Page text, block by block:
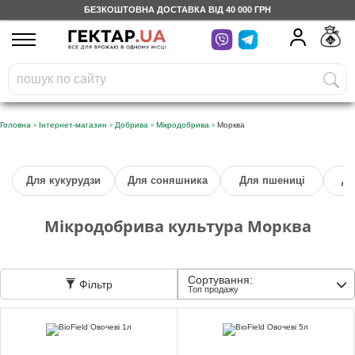
БЕЗКОШТОВНА ДОСТАВКА ВІД 40 000 ГРН
UA
На вашому
бонусному рахунку
грн
Безкоштовно по Україні
Категорії
Щоденник
Доставка
Відгуки
Головна » Інтернет-магазин » Добрива » Мікродобрива » Морква
Для кукурудзи Для соняшника Для пшениці
Мікродобрива культура Морква
Фільтр Сортування:
Топ продажу